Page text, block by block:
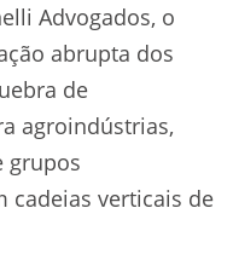
Advogados, o
abrupta dos
de
agroindústrias,
grupos
cadeias verticais de